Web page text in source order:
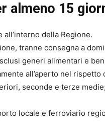
almeno 15
della Regione.
tranne consegna a
generi alimentari e
all’aperto nel rispetto
seconde e terze
locale e ferroviario